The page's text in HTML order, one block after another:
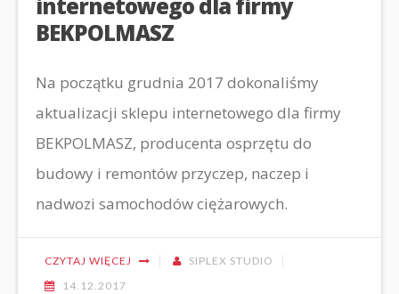
internetowego dla firmy
BEKPOLMASZ
Na początku grudnia 2017 dokonaliśmy
aktualizacji sklepu internetowego dla firmy
BEKPOLMASZ, producenta osprzętu do
budowy i remontów przyczep, naczep i
nadwozi samochodów ciężarowych.
CZYTAJ WIĘCEJ
SIPLEX STUDIO
14.12.2017